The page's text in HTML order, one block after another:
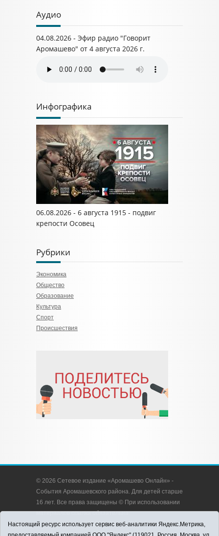
Аудио
04.08.2026 - Эфир радио "Говорит
Аромашево" от 4 августа 2026 г.
Инфографика
06.08.2026 - 6 августа 1915 - подвиг
крепости Осовец
Рубрики
Экономика
Общество
Образование
Культура
Спорт
Происшествия
© 2026 Сетевое издание «Аромашево Онлайн» -
События Аромашевского района. Для детей старше
16 лет. Все права защищены © При использовании
материалов ссылка обязательна.
Адрес редакции: 627350, Россия, Тюменская
область, Аромашевский район, с. Аромашево, ул.
Настоящий ресурс использует сервис веб-аналитики Яндекс.Метрика,